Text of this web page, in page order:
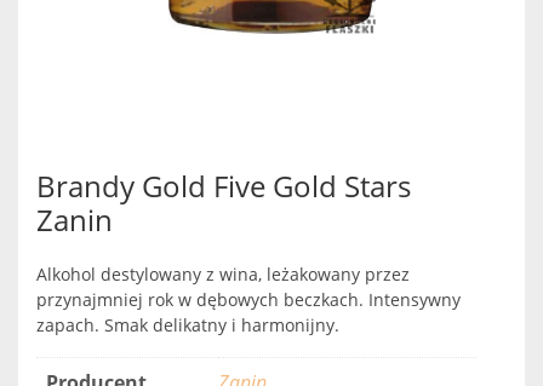
Brandy Gold Five Gold Stars
Zanin
Alkohol destylowany z wina, leżakowany przez
przynajmniej rok w dębowych beczkach. Intensywny
zapach. Smak delikatny i harmonijny.